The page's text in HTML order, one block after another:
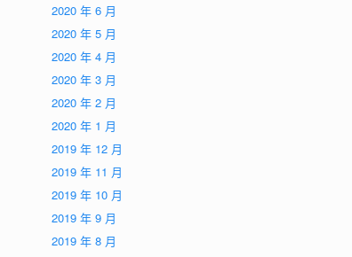
2020 年 6 月
2020 年 5 月
2020 年 4 月
2020 年 3 月
2020 年 2 月
2020 年 1 月
2019 年 12 月
2019 年 11 月
2019 年 10 月
2019 年 9 月
2019 年 8 月